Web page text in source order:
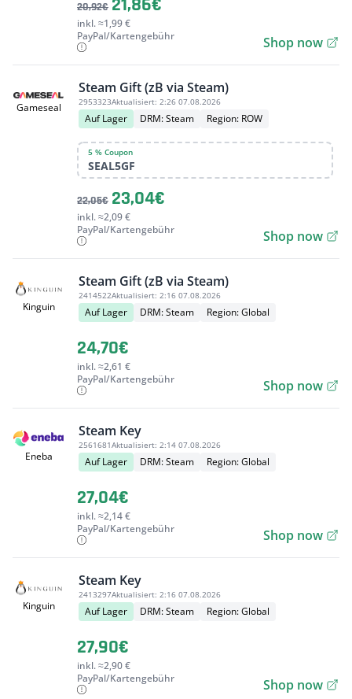
20,92€ 21,86€
inkl. ≈1,99 €
PayPal/Kartengebühr
Shop now
Gameseal
Steam Gift (zB via Steam)
2953323Aktualisiert: 2:26 07.08.2026
Auf Lager DRM: Steam Region: ROW
5 % Coupon
SEAL5GF
22,05€ 23,04€
inkl. ≈2,09 €
PayPal/Kartengebühr
Shop now
Kinguin
Steam Gift (zB via Steam)
2414522Aktualisiert: 2:16 07.08.2026
Auf Lager DRM: Steam Region: Global
24,70€
inkl. ≈2,61 €
PayPal/Kartengebühr
Shop now
Eneba
Steam Key
2561681Aktualisiert: 2:14 07.08.2026
Auf Lager DRM: Steam Region: Global
27,04€
inkl. ≈2,14 €
PayPal/Kartengebühr
Shop now
Kinguin
Steam Key
2413297Aktualisiert: 2:16 07.08.2026
Auf Lager DRM: Steam Region: Global
27,90€
inkl. ≈2,90 €
PayPal/Kartengebühr
Shop now